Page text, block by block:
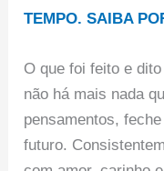
TEMPO. SAIBA
O que foi feito e
não há mais nada
pensamentos,
futuro.